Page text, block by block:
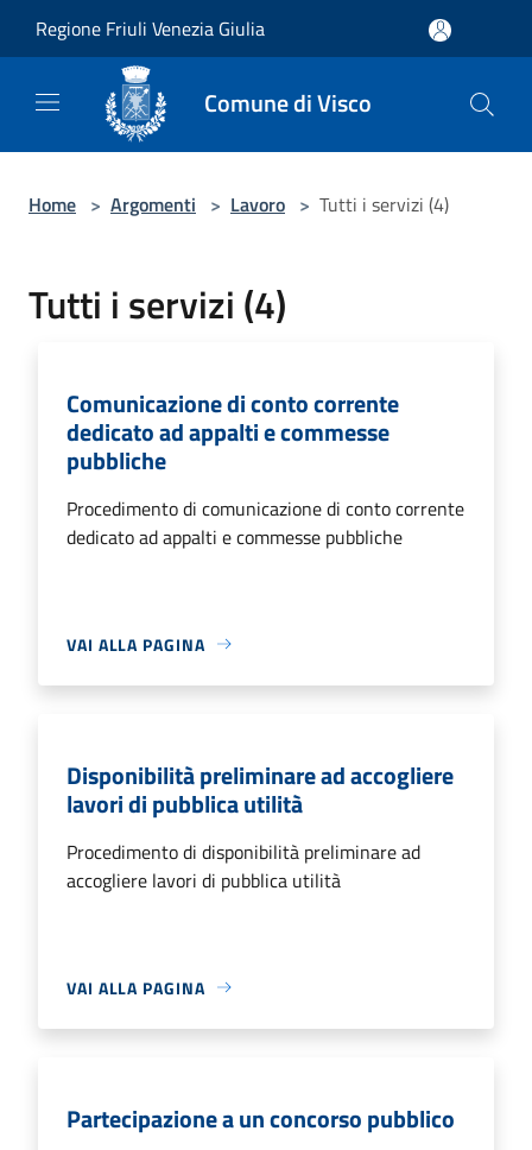
Regione Friuli Venezia Giulia
Comune di Visco
Home > Argomenti > Lavoro > Tutti i servizi (4)
Tutti i servizi (4)
Comunicazione di conto corrente
dedicato ad appalti e commesse
pubbliche
Procedimento di comunicazione di conto corrente
dedicato ad appalti e commesse pubbliche
VAI ALLA PAGINA
Disponibilità preliminare ad accogliere
lavori di pubblica utilità
Procedimento di disponibilità preliminare ad
accogliere lavori di pubblica utilità
VAI ALLA PAGINA
Partecipazione a un concorso pubblico